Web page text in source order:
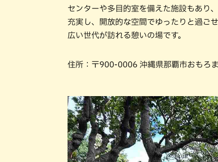
センターや多目的室を備えた施設もあり
充実し、開放的な空間でゆったりと過ご
広い世代が訪れる憩いの場です。
住所：〒900-0006 沖縄県那覇市おもろ